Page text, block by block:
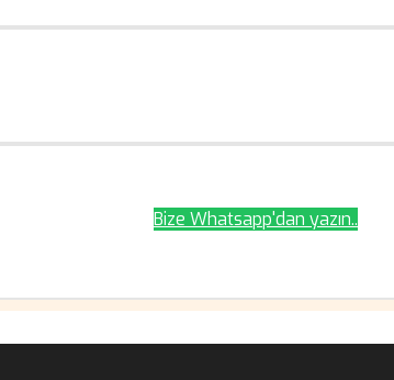
Bize Whatsapp'dan yazın..